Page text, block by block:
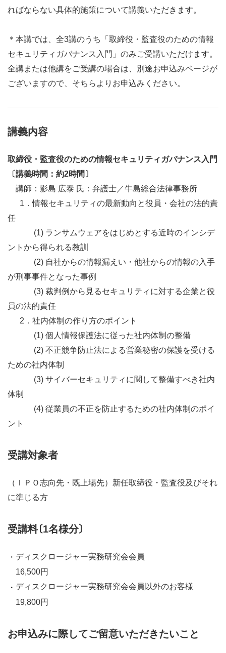
ればならない具体的施策について講義いただきます。
＊本講では、全3講のうち「取締役・監査役のための情報
セキュリティガバナンス入門」のみご受講いただけます。
全講または他講をご受講の場合は、別途お申込みページが
ございますので、そちらよりお申込みください。
講義内容
取締役・監査役のための情報セキュリティガバナンス入門
〔講義時間：約2時間〕
講師：影島 広泰 氏：弁護士／牛島総合法律事務所
1．情報セキュリティの最新動向と役員・会社の法的責
任
(1) ランサムウェアをはじめとする近時のインシデ
ントから得られる教訓
(2) 自社からの情報漏えい・他社からの情報の入手
が刑事事件となった事例
(3) 裁判例から見るセキュリティに対する企業と役
員の法的責任
2．社内体制の作り方のポイント
(1) 個人情報保護法に従った社内体制の整備
(2) 不正競争防止法による営業秘密の保護を受ける
ための社内体制
(3) サイバーセキュリティに関して整備すべき社内
体制
(4) 従業員の不正を防止するための社内体制のポイ
ント
受講対象者
（ＩＰＯ志向先・既上場先）新任取締役・監査役及びそれ
に準じる方
受講料〔1名様分〕
ディスクロージャー実務研究会会員
16,500円
ディスクロージャー実務研究会会員以外のお客様
19,800円
お申込みに際してご留意いただきたいこと